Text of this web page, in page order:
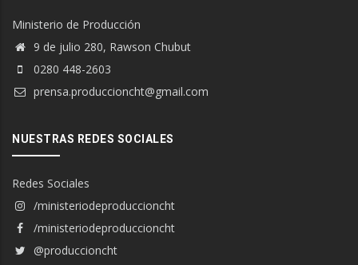
Ministerio de Producción
9 de julio 280, Rawson Chubut
0280 448-2603
prensa.produccioncht@gmail.com
NUESTRAS REDES SOCIALES
Redes Sociales
/ministeriodeproduccioncht
/ministeriodeproduccioncht
@produccioncht